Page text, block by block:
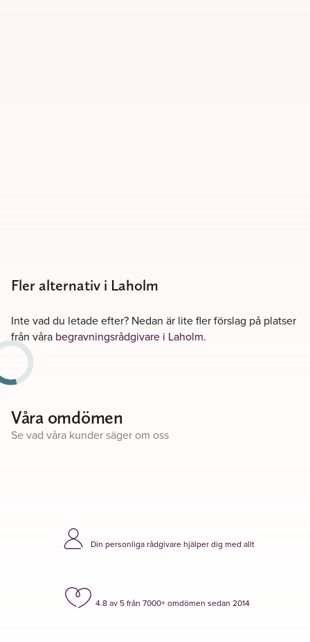
Fler alternativ i Laholm
Inte vad du letade efter? Nedan är lite fler förslag på platser
från våra begravningsrådgivare i Laholm.
Våra omdömen
Se vad våra kunder säger om oss
Din personliga rådgivare hjälper dig med allt
4.8 av 5 från 7000+ omdömen sedan 2014